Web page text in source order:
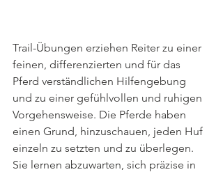
Trail-Übungen erziehen Reiter zu einer
feinen, differenzierten und für das
Pferd verständlichen Hilfengebung
und zu einer gefühlvollen und ruhigen
Vorgehensweise. Die Pferde haben
einen Grund, hinzuschauen, jeden Huf
einzeln zu setzten und zu überlegen.
Sie lernen abzuwarten, sich präzise in